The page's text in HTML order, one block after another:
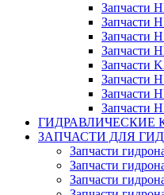
Запчасти
Запчасти
Запчасти
Запчасти
Запчасти
Запчасти
Запчасти
Запчасти
ГИДРАВЛИЧЕСКИЕ
ЗАПЧАСТИ ДЛЯ
Запчасти
Запчасти
Запчасти